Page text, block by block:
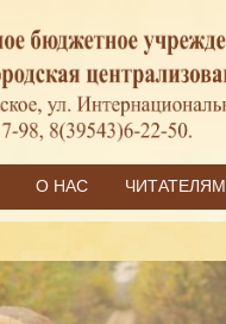
О НАС ЧИТАТЕЛЯМ